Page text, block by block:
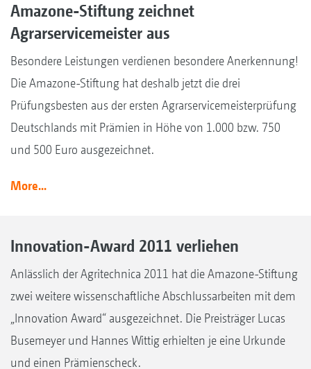
Amazone-Stiftung zeichnet
Agrarservicemeister aus
Besondere Leistungen verdienen besondere Anerkennung!
Die Amazone-Stiftung hat deshalb jetzt die drei
Prüfungsbesten aus der ersten Agrarservicemeisterprüfung
Deutschlands mit Prämien in Höhe von 1.000 bzw. 750
und 500 Euro ausgezeichnet.
More...
Innovation-Award 2011 verliehen
Anlässlich der Agritechnica 2011 hat die Amazone-Stiftung
zwei weitere wissenschaftliche Abschlussarbeiten mit dem
„Innovation Award“ ausgezeichnet. Die Preisträger Lucas
Busemeyer und Hannes Wittig erhielten je eine Urkunde
und einen Prämienscheck.